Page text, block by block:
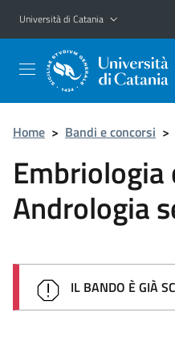
Vai al contenuto principale
Vai al menu di navigazione
Università di Catania
Home > Bandi e concorsi >
Embriologia
Andrologia
IL BANDO È GIÀ